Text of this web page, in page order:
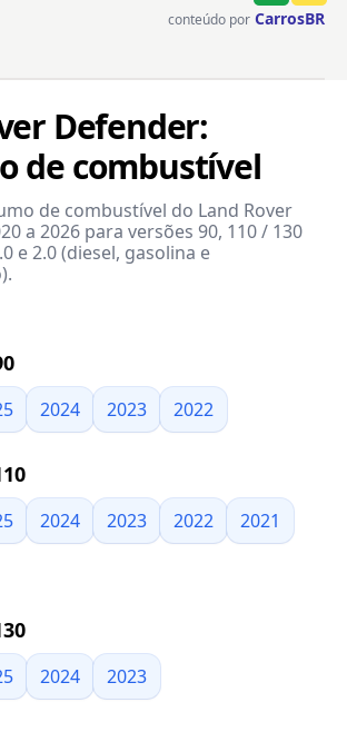
conteúdo por CarrosBR
Defender:
de combustível
de combustível do Land Rover
a 2026 para versões 90, 110 / 130
e 2.0 (diesel, gasolina e
2024 2023 2022
2024 2023 2022
2021
2024 2023